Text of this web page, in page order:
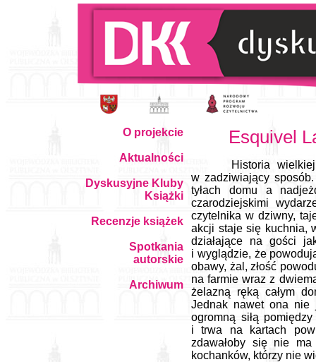
O projekcie
Aktualności
Dyskusyjne Kluby
Książki
Recenzje książek
Spotkania
autorskie
Archiwum
Esquivel
Historia
w zadziwiający
tyłach domu a
czarodziejskimi
czytelnika w dziwny,
akcji staje się kuchnia,
działające na gości
i wyglądzie, że
obawy, żal, złość
na farmie wraz z
żelazną ręką całym
Jednak nawet ona nie
ogromną siłą
i trwa na kartach
zdawałoby się nie
kochanków, którzy nie